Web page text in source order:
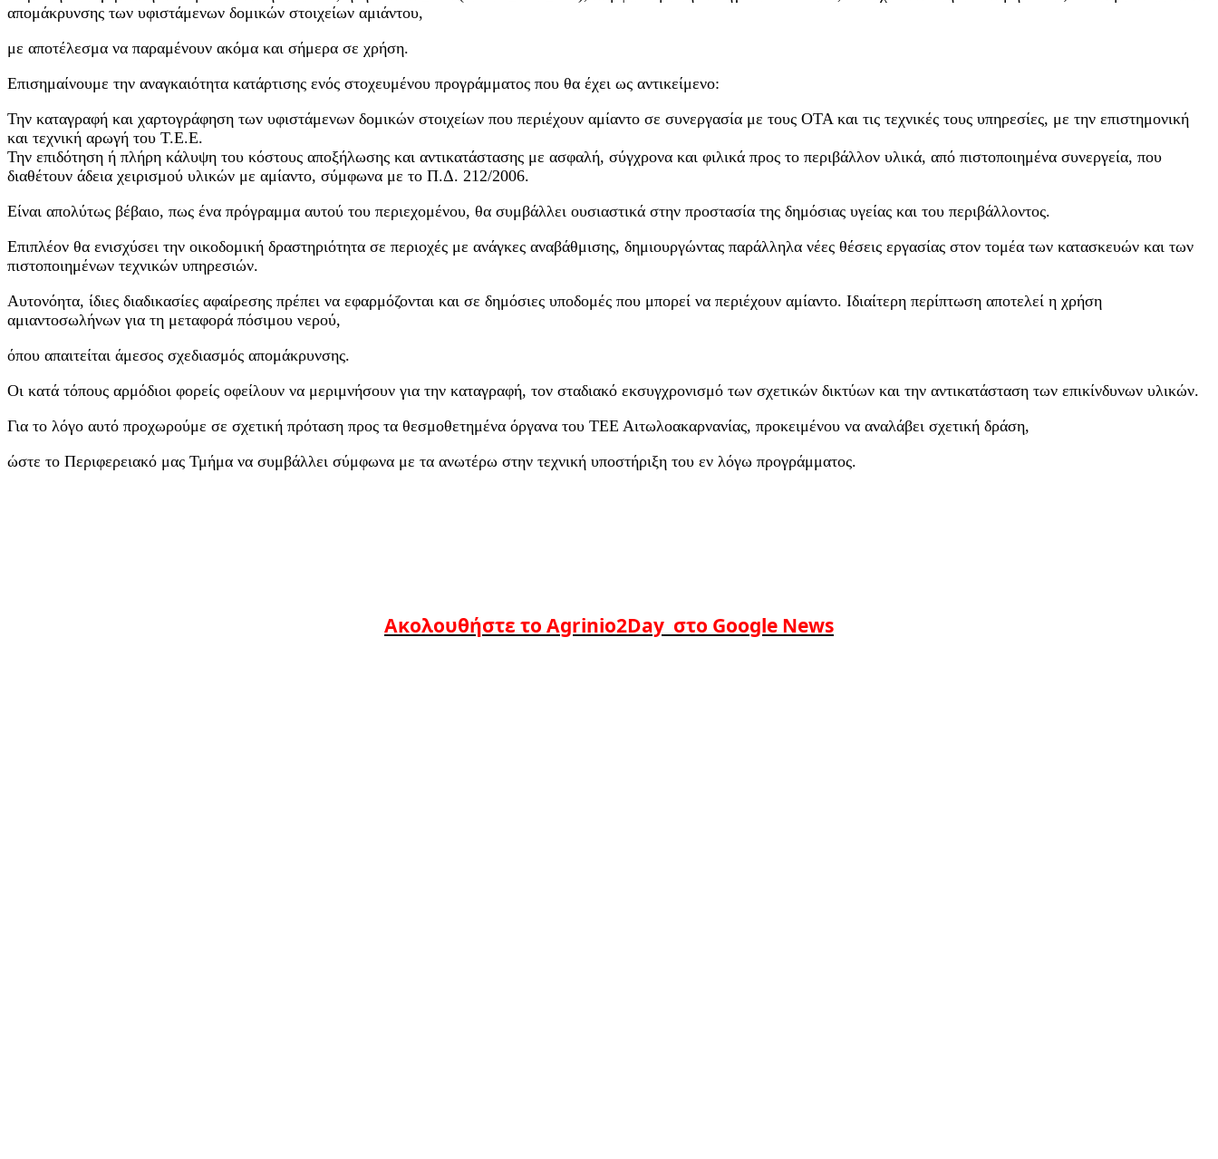
απομάκρυνσης των υφιστάμενων δομικών στοιχείων αμιάντου,
με αποτέλεσμα να παραμένουν ακόμα και σήμερα σε χρήση.
Επισημαίνουμε την αναγκαιότητα κατάρτισης ενός στοχευμένου προγράμματος που θα έχει ως αντικείμενο:
Την καταγραφή και χαρτογράφηση των υφιστάμενων δομικών στοιχείων που περιέχουν αμίαντο σε συνεργασία με τους ΟΤΑ και τις τεχνικές τους υπηρεσίες, με την επιστημονική
και τεχνική αρωγή του Τ.Ε.Ε.
Την επιδότηση ή πλήρη κάλυψη του κόστους αποξήλωσης και αντικατάστασης με ασφαλή, σύγχρονα και φιλικά προς το περιβάλλον υλικά, από πιστοποιημένα συνεργεία, που
διαθέτουν άδεια χειρισμού υλικών με αμίαντο, σύμφωνα με το Π.Δ. 212/2006.
Είναι απολύτως βέβαιο, πως ένα πρόγραμμα αυτού του περιεχομένου, θα συμβάλλει ουσιαστικά στην προστασία της δημόσιας υγείας και του περιβάλλοντος.
Επιπλέον θα ενισχύσει την οικοδομική δραστηριότητα σε περιοχές με ανάγκες αναβάθμισης, δημιουργώντας παράλληλα νέες θέσεις εργασίας στον τομέα των κατασκευών και των
πιστοποιημένων τεχνικών υπηρεσιών.
Αυτονόητα, ίδιες διαδικασίες αφαίρεσης πρέπει να εφαρμόζονται και σε δημόσιες υποδομές που μπορεί να περιέχουν αμίαντο. Ιδιαίτερη περίπτωση αποτελεί η χρήση
αμιαντοσωλήνων για τη μεταφορά πόσιμου νερού,
όπου απαιτείται άμεσος σχεδιασμός απομάκρυνσης.
Οι κατά τόπους αρμόδιοι φορείς οφείλουν να μεριμνήσουν για την καταγραφή, τον σταδιακό εκσυγχρονισμό των σχετικών δικτύων και την αντικατάσταση των επικίνδυνων υλικών.
Για το λόγο αυτό προχωρούμε σε σχετική πρόταση προς τα θεσμοθετημένα όργανα του ΤΕΕ Αιτωλοακαρνανίας, προκειμένου να αναλάβει σχετική δράση,
ώστε το Περιφερειακό μας Τμήμα να συμβάλλει σύμφωνα με τα ανωτέρω στην τεχνική υποστήριξη του εν λόγω προγράμματος.
Ακολουθήστε το Agrinio2Day στο Google News